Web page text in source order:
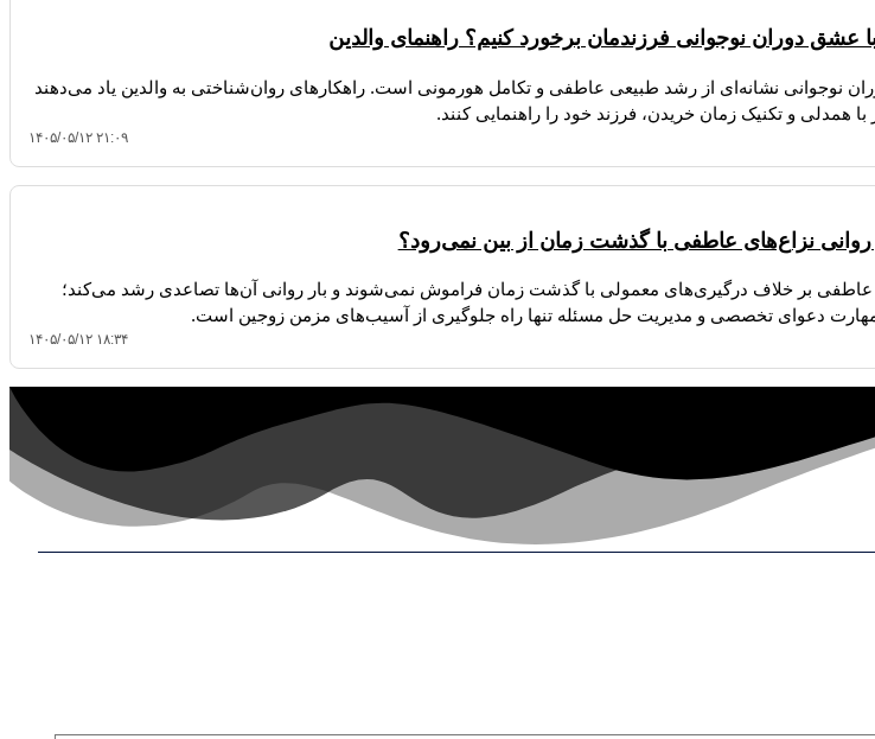
عشق دوران نوجوانی فرزندمان برخورد کنیم؟ راهنمای والدین
نوجوانی نشانه‌ای از رشد طبیعی عاطفی و تکامل هورمونی است. راهکارهای روان‌شناختی به والدین یاد می‌دهند
همدلی و تکنیک زمان خریدن، فرزند خود را راهنمایی کنند.
۱۴۰۵/۰۵/۱۲ ۲۱:۰۹
روانی نزاع‌های عاطفی با گذشت زمان از بین نمی‌رود؟
عاطفی بر خلاف درگیری‌های معمولی با گذشت زمان فراموش نمی‌شوند و بار روانی آن‌ها تصاعدی رشد می‌کند؛
دعوای تخصصی و مدیریت حل مسئله تنها راه جلوگیری از آسیب‌های مزمن زوجین است.
۱۴۰۵/۰۵/۱۲ ۱۸:۳۴